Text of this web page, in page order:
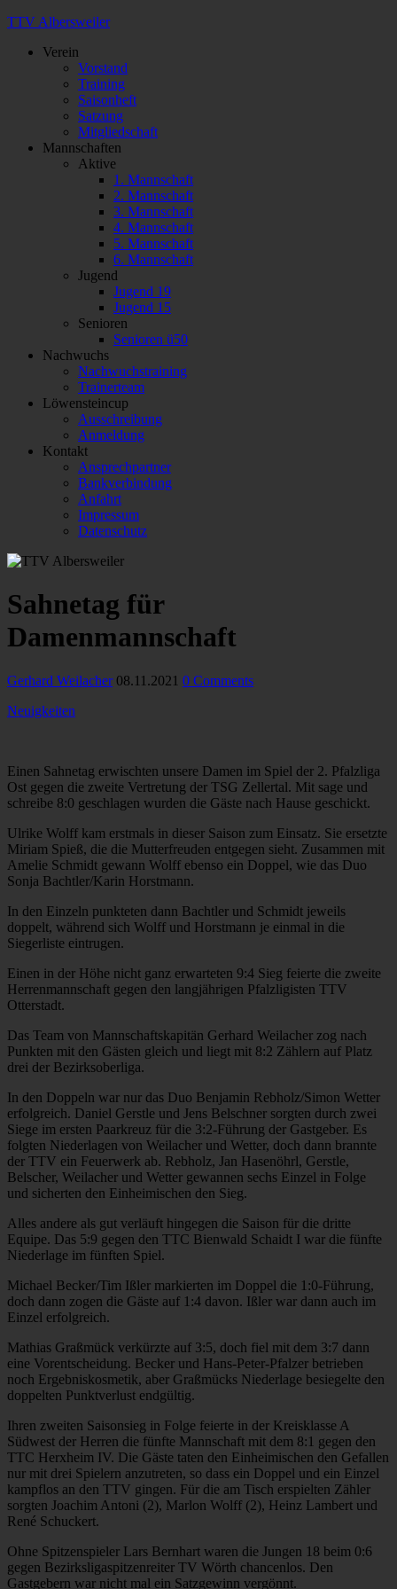
TTV Albersweiler
Verein
Vorstand
Training
Saisonheft
Satzung
Mitgliedschaft
Mannschaften
Aktive
1. Mannschaft
2. Mannschaft
3. Mannschaft
4. Mannschaft
5. Mannschaft
6. Mannschaft
Jugend
Jugend 19
Jugend 15
Senioren
Senioren ü50
Nachwuchs
Nachwuchstraining
Trainerteam
Löwensteincup
Ausschreibung
Anmeldung
Kontakt
Ansprechpartner
Bankverbindung
Anfahrt
Impressum
Datenschutz
Sahnetag für
Damenmannschaft
Gerhard Weilacher 08.11.2021 0 Comments
Neuigkeiten
Einen Sahnetag erwischten unsere Damen im Spiel der 2. Pfalzliga
Ost gegen die zweite Vertretung der TSG Zellertal. Mit sage und
schreibe 8:0 geschlagen wurden die Gäste nach Hause geschickt.
Ulrike Wolff kam erstmals in dieser Saison zum Einsatz. Sie ersetzte
Miriam Spieß, die die Mutterfreuden entgegen sieht. Zusammen mit
Amelie Schmidt gewann Wolff ebenso ein Doppel, wie das Duo
Sonja Bachtler/Karin Horstmann.
In den Einzeln punkteten dann Bachtler und Schmidt jeweils
doppelt, während sich Wolff und Horstmann je einmal in die
Siegerliste eintrugen.
Einen in der Höhe nicht ganz erwarteten 9:4 Sieg feierte die zweite
Herrenmannschaft gegen den langjährigen Pfalzligisten TTV
Otterstadt.
Das Team von Mannschaftskapitän Gerhard Weilacher zog nach
Punkten mit den Gästen gleich und liegt mit 8:2 Zählern auf Platz
drei der Bezirksoberliga.
In den Doppeln war nur das Duo Benjamin Rebholz/Simon Wetter
erfolgreich. Daniel Gerstle und Jens Belschner sorgten durch zwei
Siege im ersten Paarkreuz für die 3:2-Führung der Gastgeber. Es
folgten Niederlagen von Weilacher und Wetter, doch dann brannte
der TTV ein Feuerwerk ab. Rebholz, Jan Hasenöhrl, Gerstle,
Belscher, Weilacher und Wetter gewannen sechs Einzel in Folge
und sicherten den Einheimischen den Sieg.
Alles andere als gut verläuft hingegen die Saison für die dritte
Equipe. Das 5:9 gegen den TTC Bienwald Schaidt I war die fünfte
Niederlage im fünften Spiel.
Michael Becker/Tim Ißler markierten im Doppel die 1:0-Führung,
doch dann zogen die Gäste auf 1:4 davon. Ißler war dann auch im
Einzel erfolgreich.
Mathias Graßmück verkürzte auf 3:5, doch fiel mit dem 3:7 dann
eine Vorentscheidung. Becker und Hans-Peter-Pfalzer betrieben
noch Ergebniskosmetik, aber Graßmücks Niederlage besiegelte den
doppelten Punktverlust endgültig.
Ihren zweiten Saisonsieg in Folge feierte in der Kreisklasse A
Südwest der Herren die fünfte Mannschaft mit dem 8:1 gegen den
TTC Herxheim IV. Die Gäste taten den Einheimischen den Gefallen
nur mit drei Spielern anzutreten, so dass ein Doppel und ein Einzel
kampflos an den TTV gingen. Für die am Tisch erspielten Zähler
sorgten Joachim Antoni (2), Marlon Wolff (2), Heinz Lambert und
René Schuckert.
Ohne Spitzenspieler Lars Bernhart waren die Jungen 18 beim 0:6
gegen Bezirksligaspitzenreiter TV Wörth chancenlos. Den
Gastgebern war nicht mal ein Satzgewinn vergönnt.